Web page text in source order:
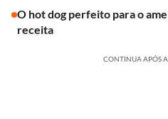
O hot dog perfeito para o
receita
CONTINUA APÓS